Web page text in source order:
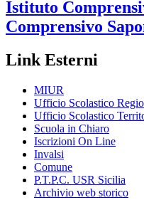
Istituto
Comprensivo
Link Esterni
MIUR
Ufficio Scolastico
Ufficio Scolastico
Scuola in Chiaro
Iscrizioni On Line
Invalsi
Comune
P.T.P.C. USR Sicilia
Archivio web storico